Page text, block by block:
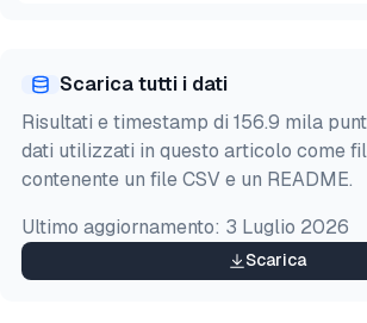
@misc{karatas2026,
  author = {Karatas, Gulbahar},
title  = {{Abbiamo
  year   = {2026},
howpublished    =
note   = {AIMultiple.
Scarica tutti i dati
Risultati e timestamp di 156.9 mila
dati utilizzati in questo articolo come
contenente un file CSV e un README.
Ultimo aggiornamento: 3 Luglio 2026
Scarica